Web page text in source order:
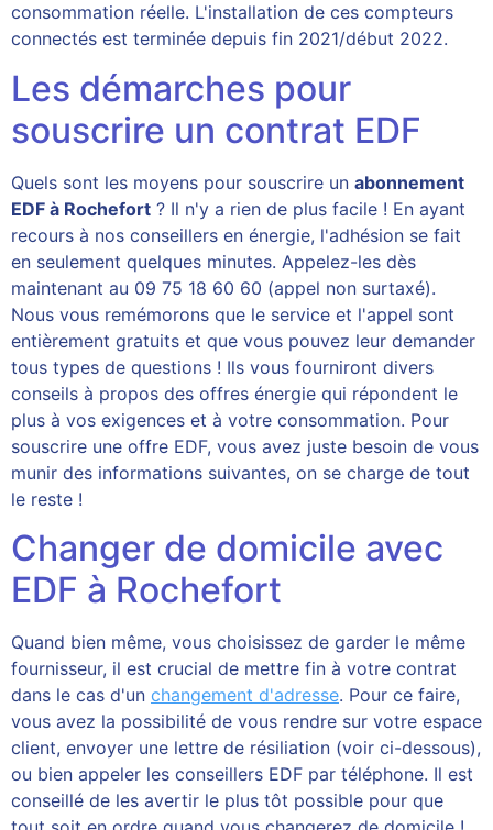
consommation réelle. L'installation de ces compteurs
connectés est terminée depuis fin 2021/début 2022.
Les démarches pour
souscrire un contrat EDF
Quels sont les moyens pour souscrire un abonnement
EDF à Rochefort ? Il n'y a rien de plus facile ! En ayant
recours à nos conseillers en énergie, l'adhésion se fait
en seulement quelques minutes. Appelez-les dès
maintenant au 09 75 18 60 60 (appel non surtaxé).
Nous vous remémorons que le service et l'appel sont
entièrement gratuits et que vous pouvez leur demander
tous types de questions ! Ils vous fourniront divers
conseils à propos des offres énergie qui répondent le
plus à vos exigences et à votre consommation. Pour
souscrire une offre EDF, vous avez juste besoin de vous
munir des informations suivantes, on se charge de tout
le reste !
Changer de domicile avec
EDF à Rochefort
Quand bien même, vous choisissez de garder le même
fournisseur, il est crucial de mettre fin à votre contrat
dans le cas d'un changement d'adresse. Pour ce faire,
vous avez la possibilité de vous rendre sur votre espace
client, envoyer une lettre de résiliation (voir ci-dessous),
ou bien appeler les conseillers EDF par téléphone. Il est
conseillé de les avertir le plus tôt possible pour que